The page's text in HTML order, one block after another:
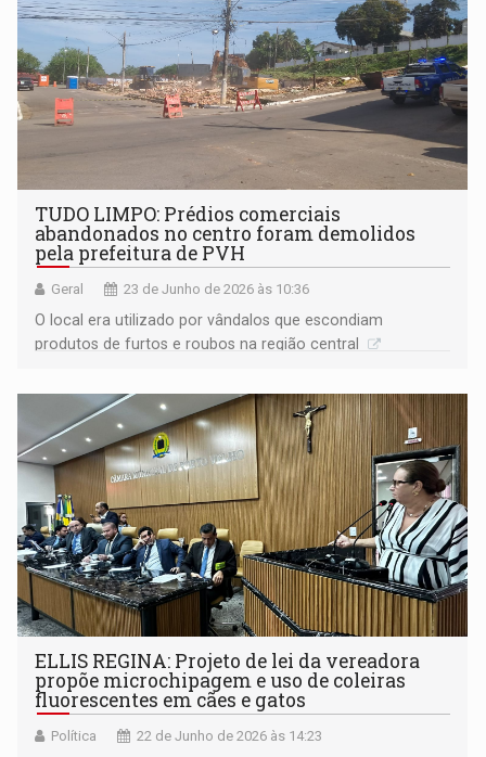
TUDO LIMPO: Prédios comerciais
abandonados no centro foram demolidos
pela prefeitura de PVH
Geral 23 de Junho de 2026 às 10:36
O local era utilizado por vândalos que escondiam
produtos de furtos e roubos na região central
ELLIS REGINA: Projeto de lei da vereadora
propõe microchipagem e uso de coleiras
fluorescentes em cães e gatos
Política 22 de Junho de 2026 às 14:23